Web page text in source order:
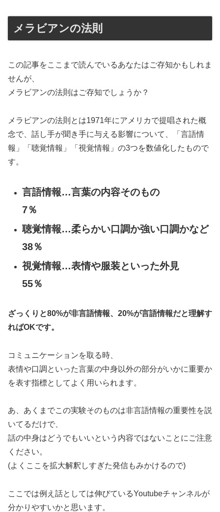
メラビアンの法則
この記事をここまで読んでいるあなたはご存知かもしれま
せんが、
メラビアンの法則はご存知でしょうか？
メラビアンの法則とは1971年にアメリカで提唱された概
念で、話し手が聞き手に与える影響について、「言語情
報」「聴覚情報」「視覚情報」の3つを数値化したもので
す。
言語情報…言葉の内容そのもの
7％
聴覚情報…柔らかい口調か強い口調かなど
38％
視覚情報…表情や服装といった外見
55％
ざっくりと80%が非言語情報、20%が言語情報だと理解す
ればOKです。
コミュニケーションを取る時、
表情や口調といった言葉の中身以外の部分がいかに重要か
を表す指標としてよく用いられます。
あ、あくまでこの実験そのものは非言語情報の重要性を説
いてるだけで、
話の中身はどうでもいいという内容ではないことにご注意
ください。
(よくここを拡大解釈しすぎた発信もみかけるので)
ここでは例え話としては伸びているYoutubeチャンネルが
分かりやすいかと思います。